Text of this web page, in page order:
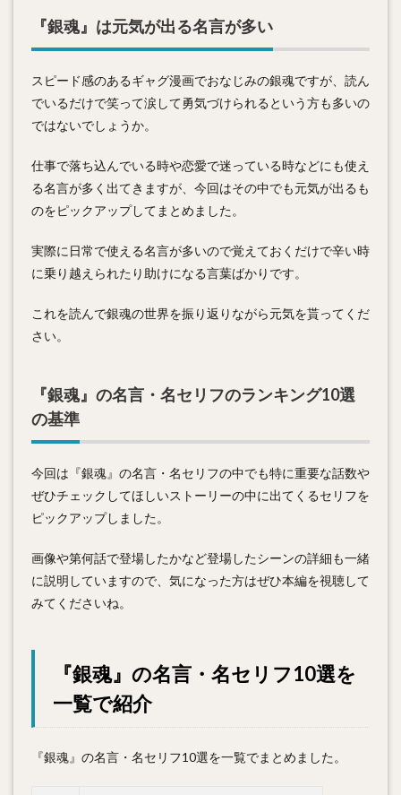
『銀魂』は元気が出る名言が多い
スピード感のあるギャグ漫画でおなじみの銀魂ですが、読ん
でいるだけで笑って涙して勇気づけられるという方も多いの
ではないでしょうか。
仕事で落ち込んでいる時や恋愛で迷っている時などにも使え
る名言が多く出てきますが、今回はその中でも元気が出るも
のをピックアップしてまとめました。
実際に日常で使える名言が多いので覚えておくだけで辛い時
に乗り越えられたり助けになる言葉ばかりです。
これを読んで銀魂の世界を振り返りながら元気を貰ってくだ
さい。
『銀魂』の名言・名セリフのランキング10選
の基準
今回は『銀魂』の名言・名セリフの中でも特に重要な話数や
ぜひチェックしてほしいストーリーの中に出てくるセリフを
ピックアップしました。
画像や第何話で登場したかなど登場したシーンの詳細も一緒
に説明していますので、気になった方はぜひ本編を視聴して
みてくださいね。
『銀魂』の名言・名セリフ10選を
一覧で紹介
『銀魂』の名言・名セリフ10選を一覧でまとめました。